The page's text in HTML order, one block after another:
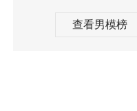
查看男模榜